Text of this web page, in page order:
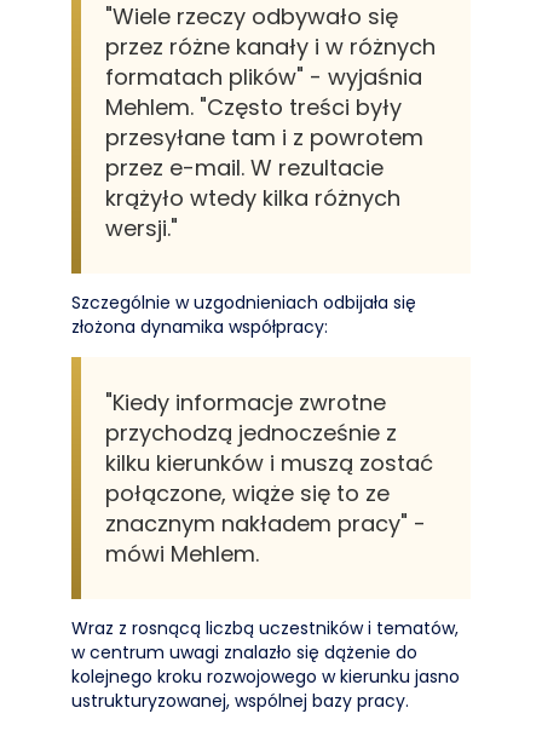
"Wiele rzeczy odbywało się
przez różne kanały i w różnych
formatach plików" - wyjaśnia
Mehlem. "Często treści były
przesyłane tam i z powrotem
przez e-mail. W rezultacie
krążyło wtedy kilka różnych
wersji."
Szczególnie w uzgodnieniach odbijała się
złożona dynamika współpracy:
"Kiedy informacje zwrotne
przychodzą jednocześnie z
kilku kierunków i muszą zostać
połączone, wiąże się to ze
znacznym nakładem pracy" -
mówi Mehlem.
Wraz z rosnącą liczbą uczestników i tematów,
w centrum uwagi znalazło się dążenie do
kolejnego kroku rozwojowego w kierunku jasno
ustrukturyzowanej, wspólnej bazy pracy.